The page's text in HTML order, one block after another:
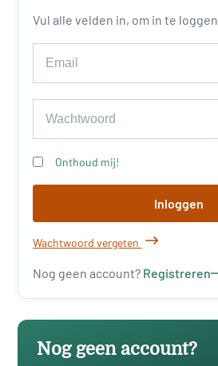
Vul alle velden in, om in te loggen
Onthoud mij!
Inloggen
Wachtwoord vergeten
Nog geen account? Registreren
Nog geen account?